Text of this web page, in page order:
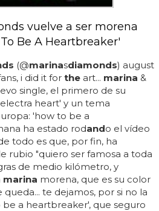
vuelve a ser morena
Be A Heartbreaker'
(@marinasdiamonds) august
i did it for the art... marina &
single, el primero de su
heart' y un tema
'how to be a
ha estado rodando el vídeo
todo es que, por fin, ha
rubio "quiero ser famosa a toda
de medio kilómetro, y
marina morena, que es su color
te dejamos, por si no la
be a heartbreaker', que seguro